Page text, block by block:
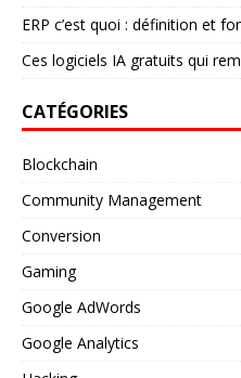
ERP c’est quoi : définition et
Ces logiciels IA gratuits qui
CATÉGORIES
Blockchain
Community Management
Conversion
Gaming
Google AdWords
Google Analytics